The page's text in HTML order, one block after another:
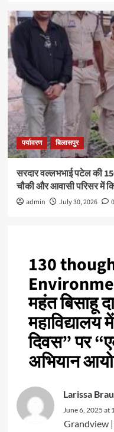
पर्यावरण बिलासपुर
सरदार वल्लभभाई पटेल की
चौकी और आवासी परिसर में
admin July 30, 2026 0
130
महंत बिसाहू
महाविद्यालय
दिवस” पर
अभियान
Larissa
June 6, 2025 at
Grandview |